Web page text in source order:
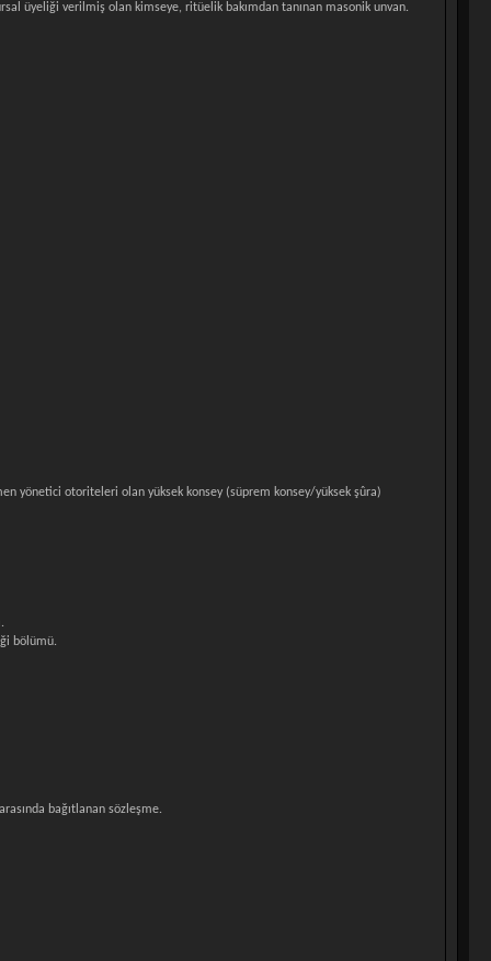
üyeliği verilmiş olan kimseye, ritüelik bakımdan tanınan masonik unvan.
yönetici otoriteleri olan yüksek konsey (süprem konsey/yüksek şûra)
bölümü.
bağıtlanan sözleşme.